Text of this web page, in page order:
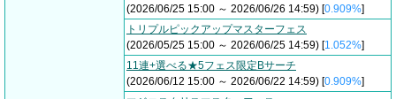
(2026/06/25 15:00 ～ 2026/06/26 14:59) [0.909%]
トリプルピックアップマスターフェス
(2026/05/25 15:00 ～ 2026/06/25 14:59) [1.052%]
11連+選べる★5フェス限定Bサーチ
(2026/06/12 15:00 ～ 2026/06/22 14:59) [0.909%]